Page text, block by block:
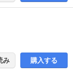
み 購入する